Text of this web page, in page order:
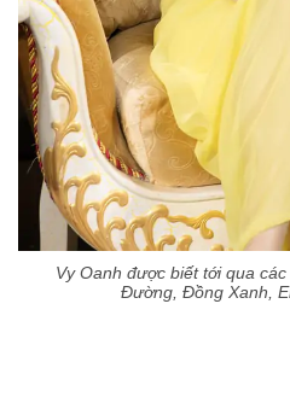
Vy Oanh được biết tới qua
Đường, Đồng Xanh,